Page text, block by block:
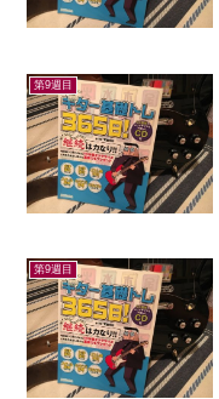
第9週目
第9週目